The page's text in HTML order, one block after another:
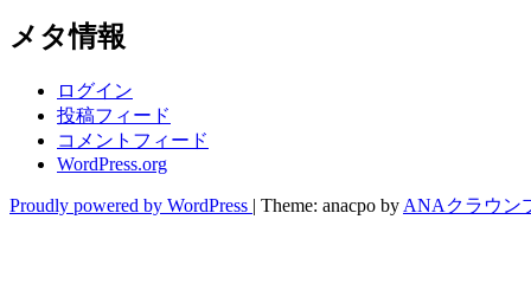
メタ情報
ログイン
投稿フィード
コメントフィード
WordPress.org
Proudly powered by WordPress | Theme: anacpo by ANAクラウン